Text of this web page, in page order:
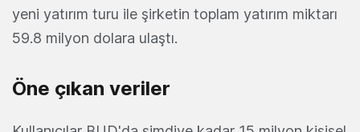
yeni yatırım turu ile şirketin toplam yatırım miktarı
59.8 milyon dolara ulaştı.
Öne çıkan veriler